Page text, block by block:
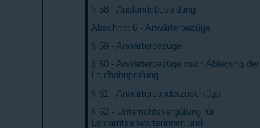
§ 58 - Auslandsbesoldung
Abschnitt 6 - Anwärterbezüge
§ 59 - Anwärterbezüge
§ 60 - Anwärterbezüge nach Ablegung der
Laufbahnprüfung
§ 61 - Anwärtersonderzuschläge
§ 62 - Unterrichtsvergütung für
Lehramtsanwärterinnen und